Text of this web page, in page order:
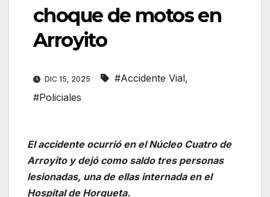
choque de motos en
Arroyito
DIC 15, 2025 #Accidente Vial,
#Policiales
El accidente ocurrió en el Núcleo Cuatro de
Arroyito y dejó como saldo tres personas
lesionadas, una de ellas internada en el
Hospital de Horqueta.